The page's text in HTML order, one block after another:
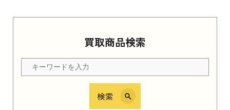
買取商品検索
検索
Apple Watch Series 11 2025 新品買取価格はこ
ちら
iPhone 16e シリーズ 2025